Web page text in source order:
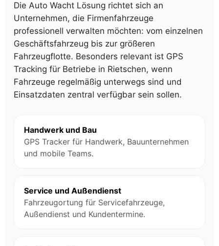
Die Auto Wacht Lösung richtet sich an
Unternehmen, die Firmenfahrzeuge
professionell verwalten möchten: vom einzelnen
Geschäftsfahrzeug bis zur größeren
Fahrzeugflotte. Besonders relevant ist GPS
Tracking für Betriebe in Rietschen, wenn
Fahrzeuge regelmäßig unterwegs sind und
Einsatzdaten zentral verfügbar sein sollen.
Handwerk und Bau
GPS Tracker für Handwerk, Bauunternehmen
und mobile Teams.
Service und Außendienst
Fahrzeugortung für Servicefahrzeuge,
Außendienst und Kundentermine.